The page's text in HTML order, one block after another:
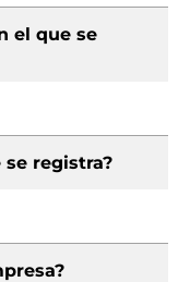
el que se
se registra?